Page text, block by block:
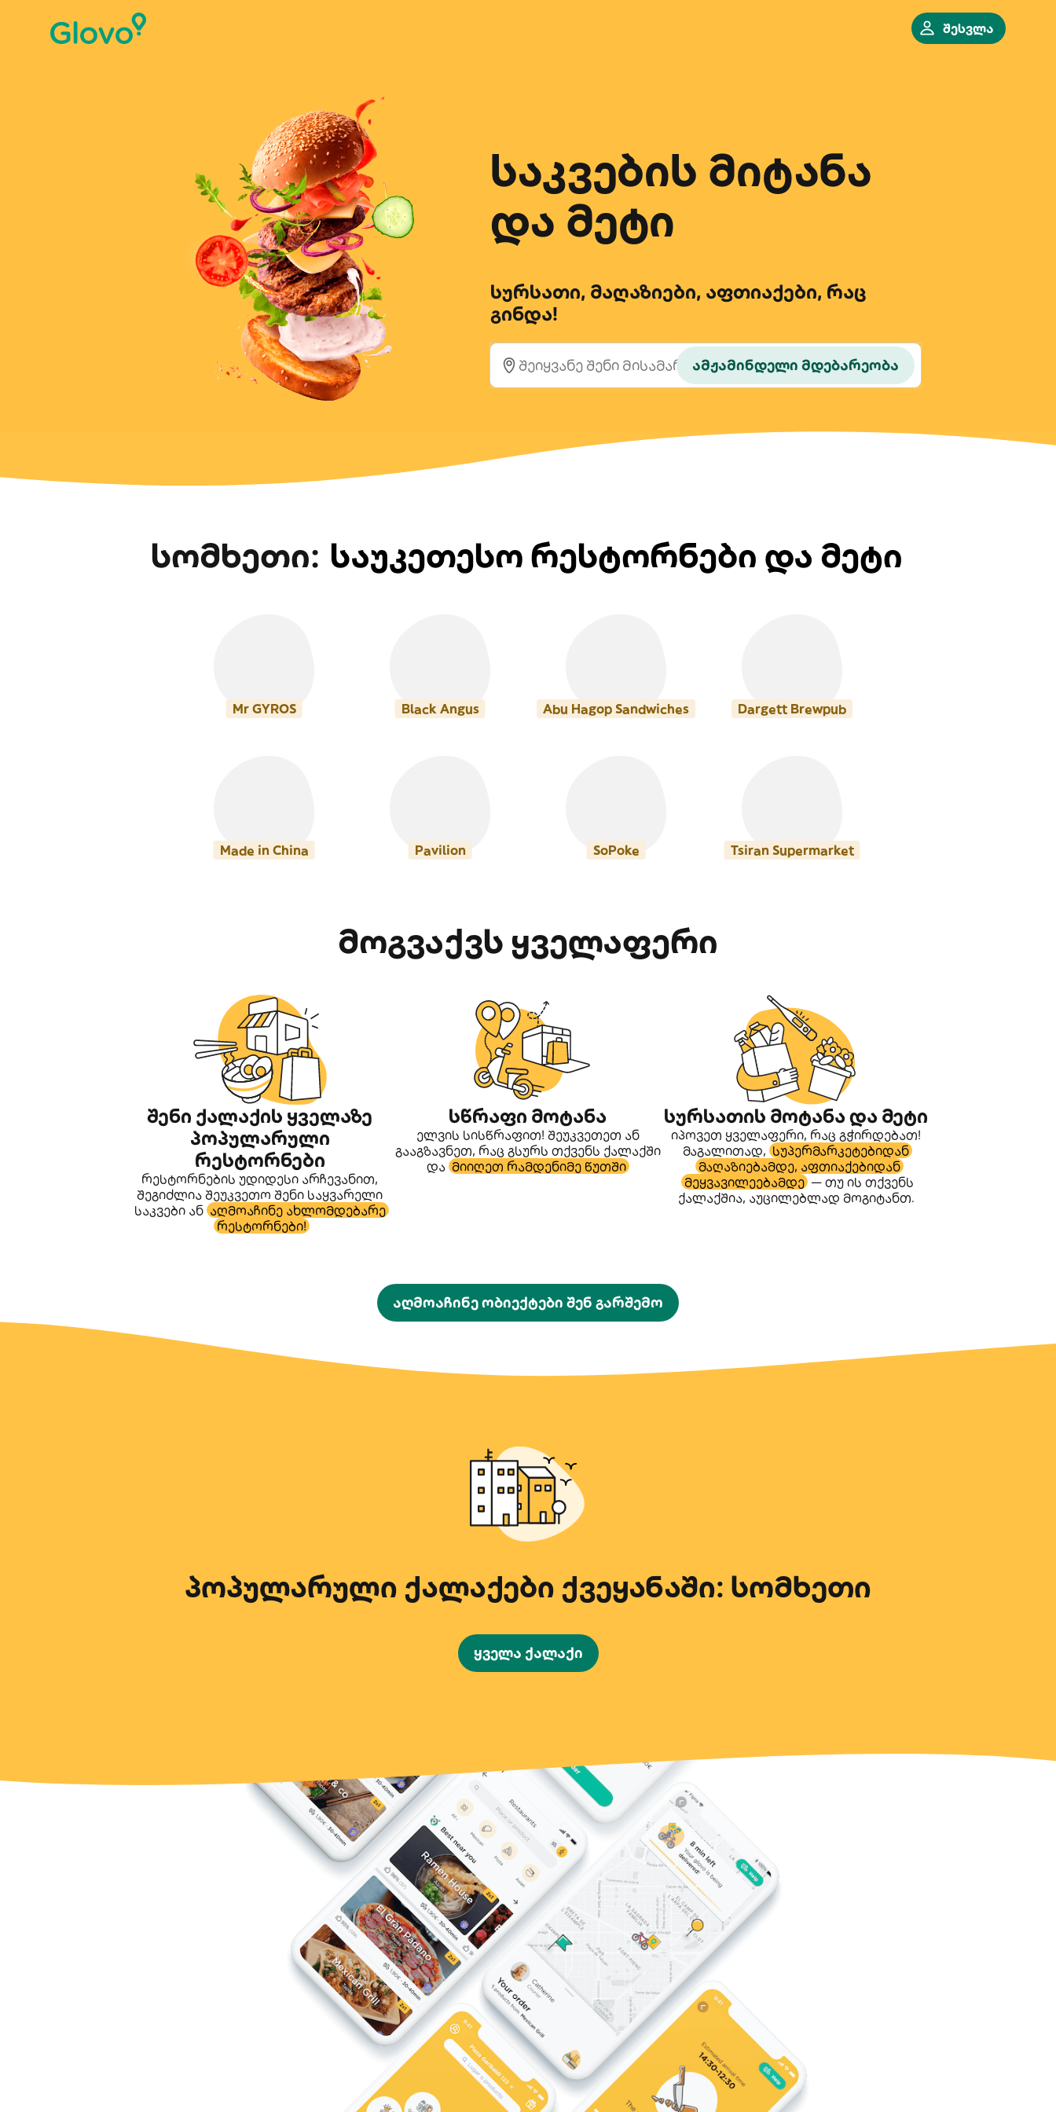
შესვლა
საკვების მიტანა
და მეტი
სურსათი, მაღაზიები, აფთიაქები, რაც
გინდა!
ამჟამინდელი მდებარეობა
სომხეთი: საუკეთესო რესტორნები და მეტი
Mr GYROS Black Angus Abu Hagop Sandwiches Dargett Brewpub
Made in China Pavilion SoPoke Tsiran Supermarket
მოგვაქვს ყველაფერი
შენი ქალაქის ყველაზე
პოპულარული
რესტორნები
რესტორნების უდიდესი არჩევანით,
შეგიძლია შეუკვეთო შენი საყვარელი
საკვები ან აღმოაჩინე ახლომდებარე
რესტორნები!
სწრაფი მოტანა
ელვის სისწრაფით! შეუკვეთეთ ან
გააგზავნეთ, რაც გსურს თქვენს ქალაქში
და მიიღეთ რამდენიმე წუთში
სურსათის მოტანა და მეტი
იპოვეთ ყველაფერი, რაც გჭირდებათ!
მაგალითად, სუპერმარკეტებიდან
მაღაზიებამდე, აფთიაქებიდან
მეყვავილეებამდე — თუ ის თქვენს
ქალაქშია, აუცილებლად მოგიტანთ.
აღმოაჩინე ობიექტები შენ გარშემო
პოპულარული ქალაქები ქვეყანაში: სომხეთი
ყველა ქალაქი